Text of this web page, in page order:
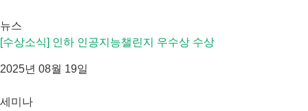
뉴스
[수상소식] 인하 인공지능챌린지 우수상 수상
2025년 08월 19일
세미나